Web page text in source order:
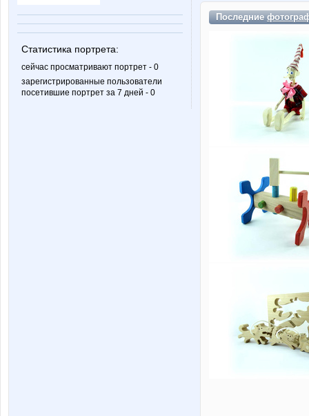
Статистика портрета:
сейчас просматривают портрет - 0
зарегистрированные пользователи
посетившие портрет за 7 дней - 0
Последние